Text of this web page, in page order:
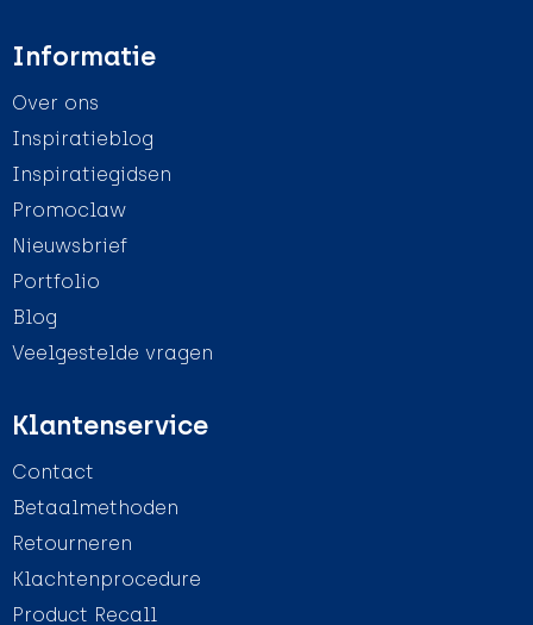
Informatie
Over ons
Inspiratieblog
Inspiratiegidsen
Promoclaw
Nieuwsbrief
Portfolio
Blog
Veelgestelde vragen
Klantenservice
Contact
Betaalmethoden
Retourneren
Klachtenprocedure
Product Recall